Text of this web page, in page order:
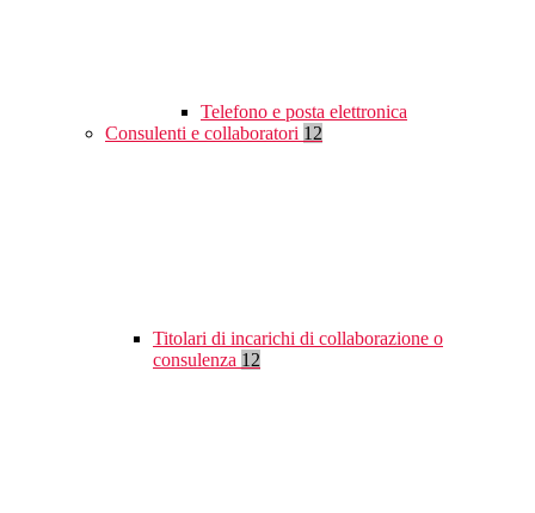
Telefono e posta elettronica
Consulenti e collaboratori 12
Titolari di incarichi di collaborazione o
consulenza 12